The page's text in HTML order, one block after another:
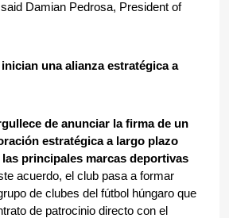
said Damian Pedrosa, President of
una alianza estratégica a
de anunciar la firma de un
estratégica a largo plazo
principales marcas deportivas
acuerdo, el club pasa a formar
de clubes del fútbol húngaro que
de patrocinio directo con el